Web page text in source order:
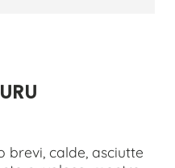
brevi, calde, asciutte